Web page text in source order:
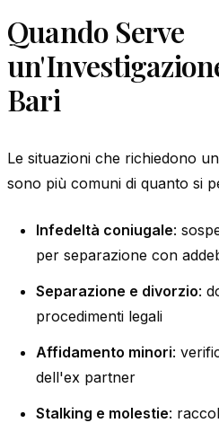
Quando Serve
Bari
Le situazioni che richiedono
sono più comuni di quanto si
Infedeltà coniugale:
per separazione con
Separazione e divorzio:
procedimenti legali
Affidamento minori:
dell'ex partner
Stalking e molestie: